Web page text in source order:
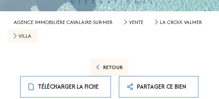
AGENCE IMMOBILIÈRE CAVALAIRE-SUR-MER VENTE
LA CROIX VALMER
VILLA
RETOUR
TÉLÉCHARGER LA FICHE PARTAGER CE BIEN